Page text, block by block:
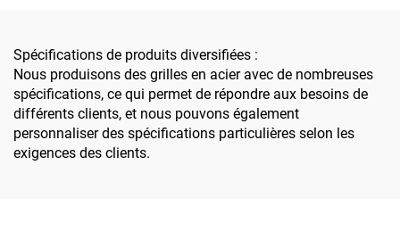
éoliens/de stockage
d'énergie, avec une haute
résistance, une résistance
à la corrosion, une
installation facile et des
dimensions
personnalisables
personnalisables en taille
Spécifications de produits diversifiées :
Nous produisons des grilles en acier avec de nombreuses
spécifications, ce qui permet de répondre aux besoins de
différents clients, et nous pouvons également
personnaliser des spécifications particulières selon les
exigences des clients.